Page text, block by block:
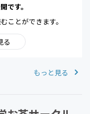
です。
ことができます。
る
もっと見る